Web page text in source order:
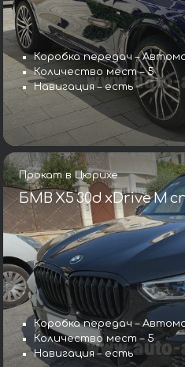
Коробка передач –
Количество мест – 5
Навигация – есть
Прокат в Цюрихе
БМВ X5 30d xDrive M
Коробка передач –
Количество мест – 5
Навигация – есть